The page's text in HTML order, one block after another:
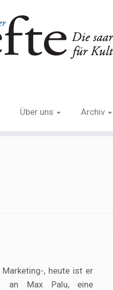
Über uns Archiv
Marketing-, heute ist er
an Max Palu, eine